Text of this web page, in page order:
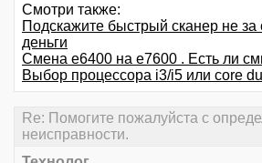
Смотри также:
Подскажите быстрый сканер не
деньги
Смена е6400 на е7600 . Есть ли
Выбор процессора i3/i5 или core
Re: Помогите пожалуйста с
неисправности.